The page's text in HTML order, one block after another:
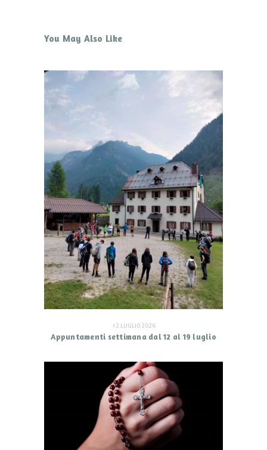
You May Also Like
12 LUGLIO 2026
Appuntamenti settimana dal 12 al 19 luglio